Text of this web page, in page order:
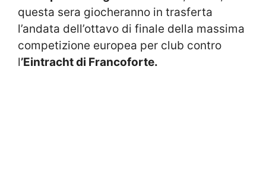
questa sera giocheranno in trasferta
l’andata dell’ottavo di finale della massima
competizione europea per club contro
l’Eintracht di Francoforte.